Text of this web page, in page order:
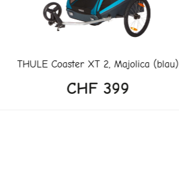
THULECoaster XT 2, Majolica (blau)
CHF399